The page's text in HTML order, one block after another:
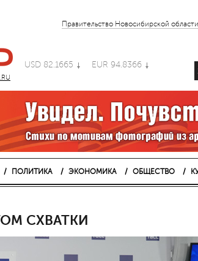
Правительство Новосибирской области
USD 82.1665 EUR 94.8366
ПОЛИТИКА ЭКОНОМИКА ОБЩЕСТВО
СХВАТКИ